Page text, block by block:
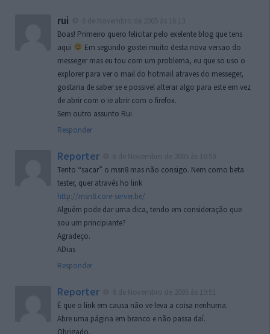
rui
Boas! Primeiro quero felicitar pelo exelente blog que tens
aqui
Em segundo gostei muito desta nova versao do
messeger mas eu tou com um problema, eu que so uso o
explorer para ver o mail do hotmail atraves do messeger,
gostaria de saber se e possivel alterar algo para este em vez
de abrir com o ie abrir com o firefox.
Sem outro assunto Rui
Responder
Reporter
Tento “sacar” o msn8 mas não consigo. Nem como beta
tester, quer através ho link
http://msn8.core-server.be/
Alguém pode dar uma dica, tendo em consideração que
sou um principiante?
Agradeço.
ADias
Responder
Reporter
É que o link em causa não ve leva a coisa nenhuma.
Abre uma página em branco e não passa daí.
Obrigado.